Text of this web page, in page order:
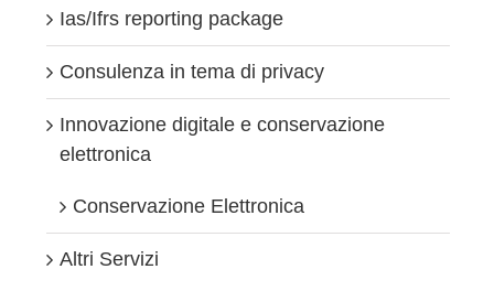
Ias/Ifrs reporting package
Consulenza in tema di privacy
Innovazione digitale e conservazione
elettronica
Conservazione Elettronica
Altri Servizi